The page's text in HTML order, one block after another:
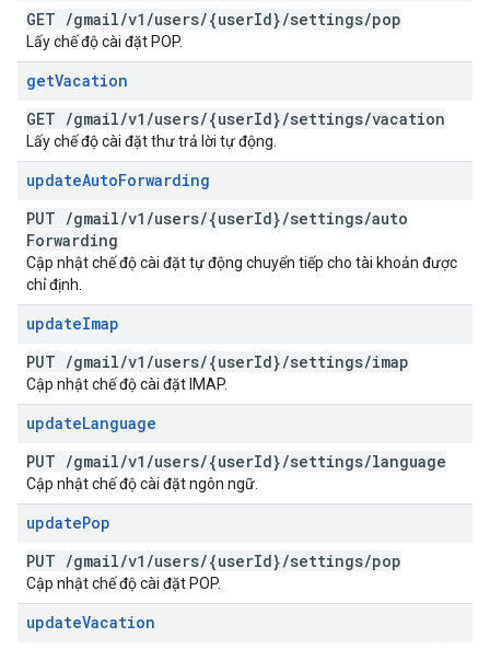
GET /gmail/v1 /users/{userId}/settings/pop
Lấy chế độ cài đặt POP.
getVacation
GET /gmail/v1 /users/{userId}/settings/vacation
Lấy chế độ cài đặt thư trả lời tự động.
updateAutoForwarding
PUT /gmail/v1 /users/{userId}/settings/auto
Forwarding
Cập nhật chế độ cài đặt tự động chuyển tiếp cho tài khoản được
chỉ định.
updateImap
PUT /gmail/v1 /users/{userId}/settings/imap
Cập nhật chế độ cài đặt IMAP.
updateLanguage
PUT /gmail/v1 /users/{userId}/settings/language
Cập nhật chế độ cài đặt ngôn ngữ.
updatePop
PUT /gmail/v1 /users/{userId}/settings/pop
Cập nhật chế độ cài đặt POP.
updateVacation